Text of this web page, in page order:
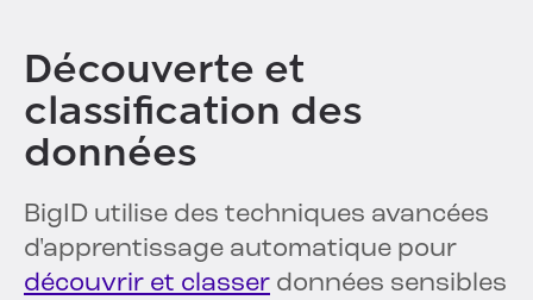
Découverte et
classification des
données
BigID utilise des techniques avancées
d'apprentissage automatique pour
découvrir et classer données sensibles